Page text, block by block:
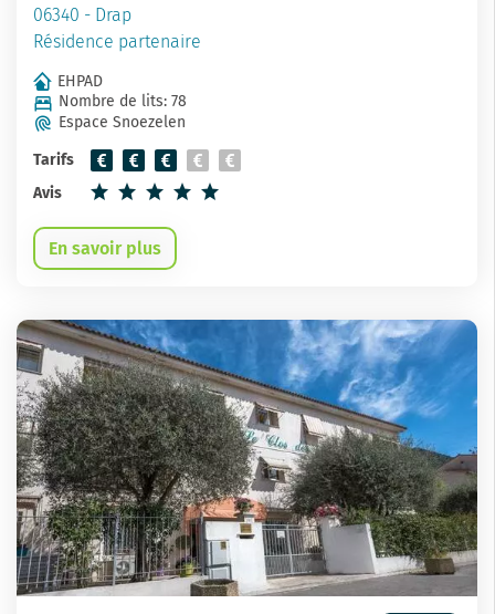
06340 - Drap
Résidence partenaire
EHPAD
Nombre de lits: 78
Espace Snoezelen
Tarifs
Avis
En savoir plus